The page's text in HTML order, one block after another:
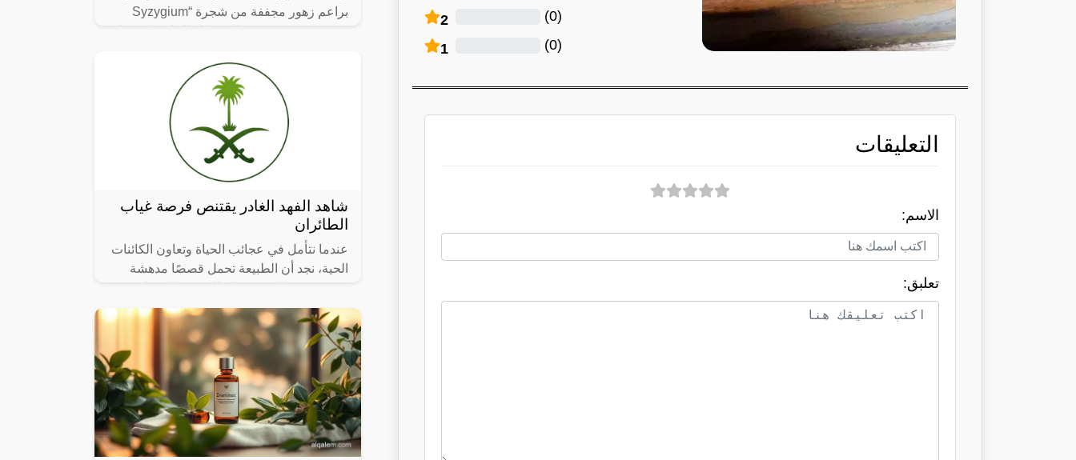
2 (
0
)
1 (
0
)
التعليقات
الاسم:
تعلبق:
براعم زهور مجففة من شجرة “Syzygium
شاهد الفهد الغادر يقتنص فرصة غياب
الطائران
عندما نتأمل في عجائب الحياة وتعاون الكائنات
الحية، نجد أن الطبيعة تحمل قصصًا مدهشة
فيها العطاء والرعاية الأبوية، تشعرنا